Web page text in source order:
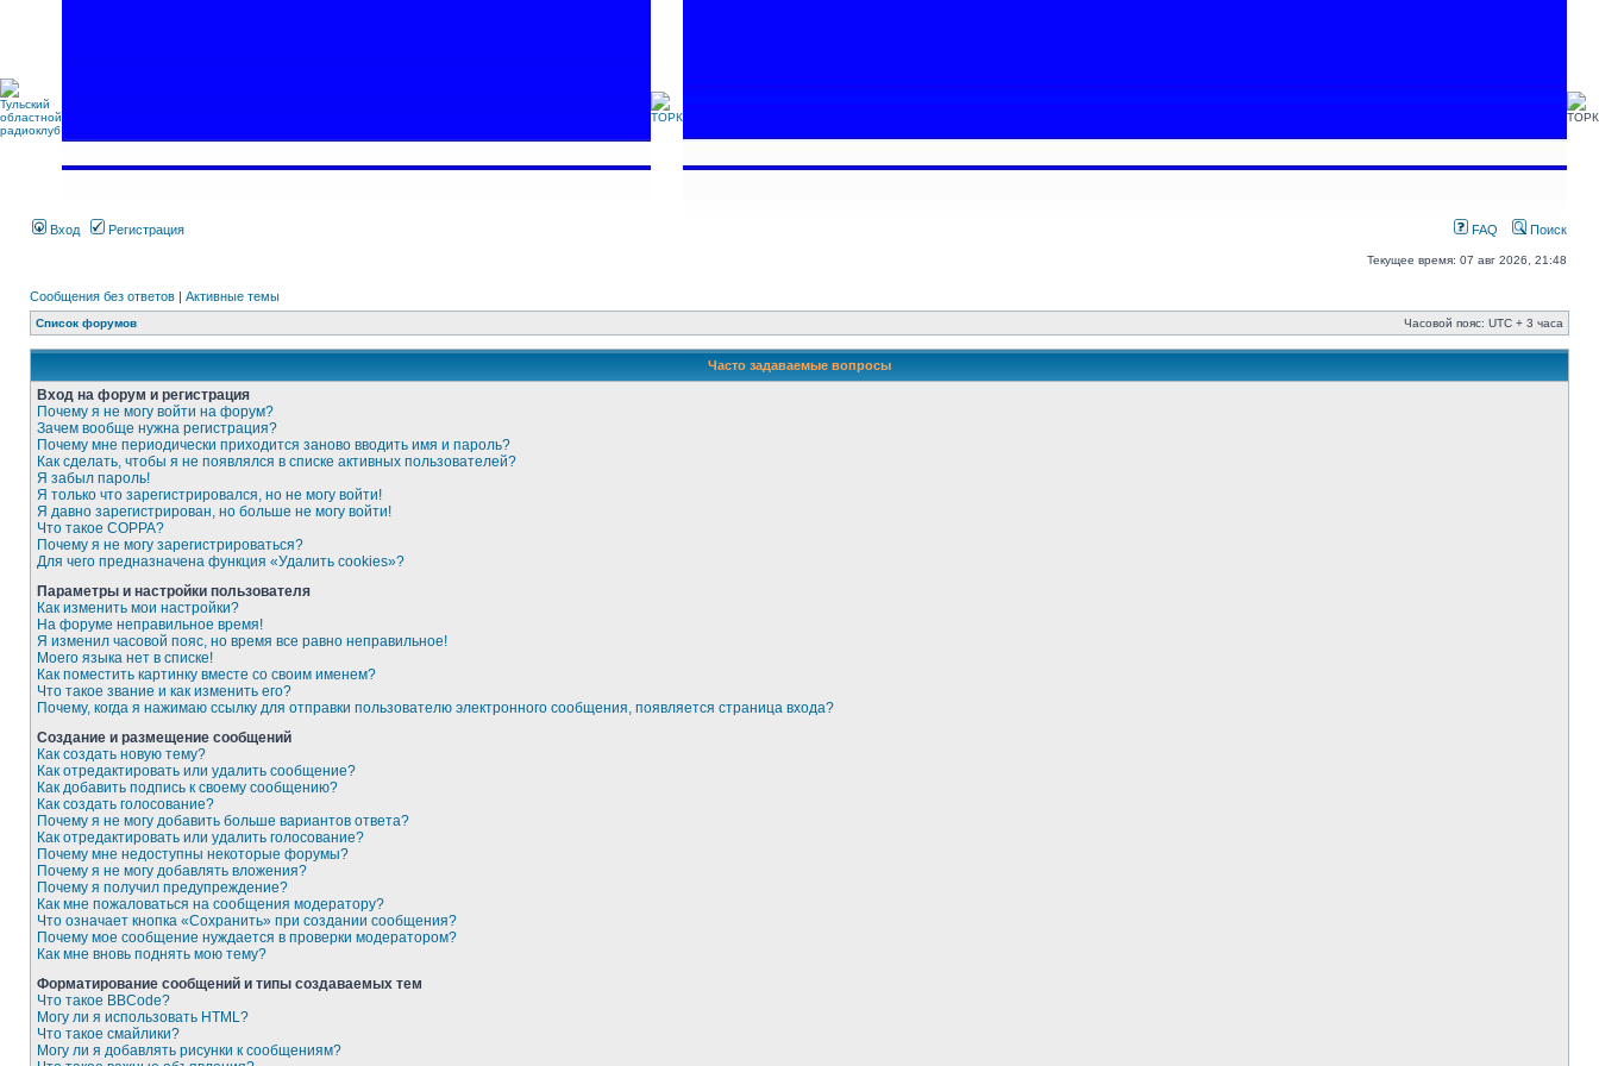
Вход Регистрация FAQ Поиск
Текущее время: 07 авг 2026, 21:48
Сообщения без ответов | Активные темы
Список форумов Часовой пояс: UTC + 3 часа
Часто задаваемые вопросы
Вход на форум и регистрация
Почему я не могу войти на форум?
Зачем вообще нужна регистрация?
Почему мне периодически приходится заново вводить имя и пароль?
Как сделать, чтобы я не появлялся в списке активных пользователей?
Я забыл пароль!
Я только что зарегистрировался, но не могу войти!
Я давно зарегистрирован, но больше не могу войти!
Что такое COPPA?
Почему я не могу зарегистрироваться?
Для чего предназначена функция «Удалить cookies»?
Параметры и настройки пользователя
Как изменить мои настройки?
На форуме неправильное время!
Я изменил часовой пояс, но время все равно неправильное!
Моего языка нет в списке!
Как поместить картинку вместе со своим именем?
Что такое звание и как изменить его?
Почему, когда я нажимаю ссылку для отправки пользователю электронного сообщения, появляется страница входа?
Создание и размещение сообщений
Как создать новую тему?
Как отредактировать или удалить сообщение?
Как добавить подпись к своему сообщению?
Как создать голосование?
Почему я не могу добавить больше вариантов ответа?
Как отредактировать или удалить голосование?
Почему мне недоступны некоторые форумы?
Почему я не могу добавлять вложения?
Почему я получил предупреждение?
Как мне пожаловаться на сообщения модератору?
Что означает кнопка «Сохранить» при создании сообщения?
Почему мое сообщение нуждается в проверки модератором?
Как мне вновь поднять мою тему?
Форматирование сообщений и типы создаваемых тем
Что такое BBCode?
Могу ли я использовать HTML?
Что такое смайлики?
Могу ли я добавлять рисунки к сообщениям?